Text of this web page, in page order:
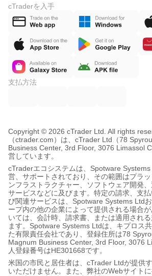
cTraderを入手
支払方法
Copyright © 2026 cTrader Ltd. All rights
（ctrader.com）は、cTrader Ltd（78
Business Center, 3rd Floor, 3076 Limassol
営しています。
cTraderエコシステムは、Spotware
営、サポートされており、その範囲はプラ
ンフラストラクチャー、ソフトウェア開発
サービスなどに及びます。特定の請求、支
び関連サービスは、Spotware Systems Ltd
ープ内の他の企業によって提供される場合
いては、会計時、請求書、または適用され
ます。Spotware Systems Ltdは、キプロス
た有限責任会社であり、登録住所は78
Magnum Business Center, 3rd Floor, 3076
人登録番号はHE301668です。
米国の市民と居住者は、cTrader Ltdが提供
いただけません。また、弊社のWebサイト